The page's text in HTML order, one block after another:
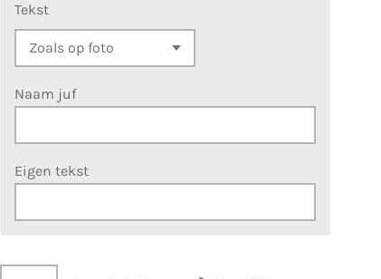
Tekst
Naam juf
Eigen tekst